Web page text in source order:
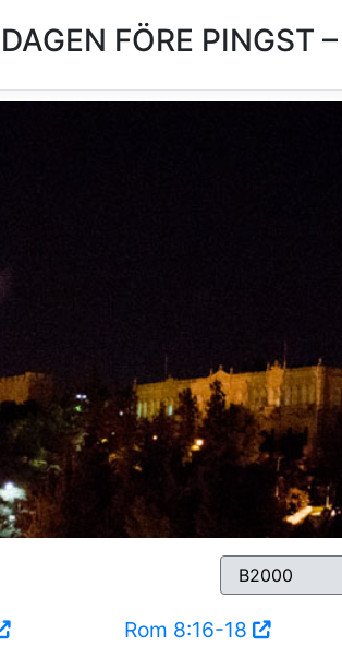
FÖRE PINGST –
Rom 8:16-18